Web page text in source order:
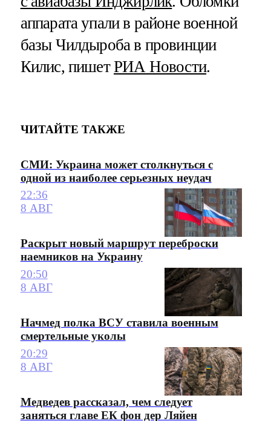
аппарата упали в районе военной
базы Чилдыроба в провинции
Килис, пишетРИА Новости.
ЧИТАЙТЕ ТАКЖЕ
СМИ: Украина может столкнуться с
одной из наиболее серьезных неудач
22:36
8 АВГ
Раскрыт новый маршрут переброски
наемников на Украину
20:50
8 АВГ
Начмед полка ВСУ ставила военным
смертельные уколы
20:29
8 АВГ
Медведев рассказал, чем следует
заняться главе ЕК фон дер Ляйен